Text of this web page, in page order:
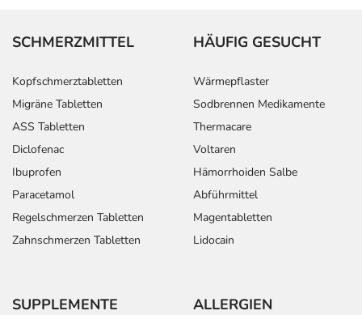
SCHMERZMITTEL
Kopfschmerztabletten
Migräne Tabletten
ASS Tabletten
Diclofenac
Ibuprofen
Paracetamol
Regelschmerzen Tabletten
Zahnschmerzen Tabletten
HÄUFIG GESUCHT
Wärmepflaster
Sodbrennen Medikamente
Thermacare
Voltaren
Hämorrhoiden Salbe
Abführmittel
Magentabletten
Lidocain
SUPPLEMENTE ALLERGIEN